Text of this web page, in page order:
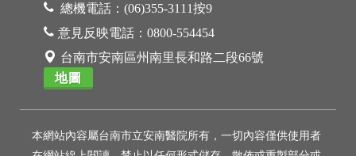
總機電話： (06)355-3111按9
意見反映電話： 0800-554454
台南市安南區州南里長和路二段66號
地圖
本網站內容屬台南市立安南醫院所有，一切內容僅供使用者